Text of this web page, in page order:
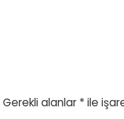
Gerekli alanlar *ile